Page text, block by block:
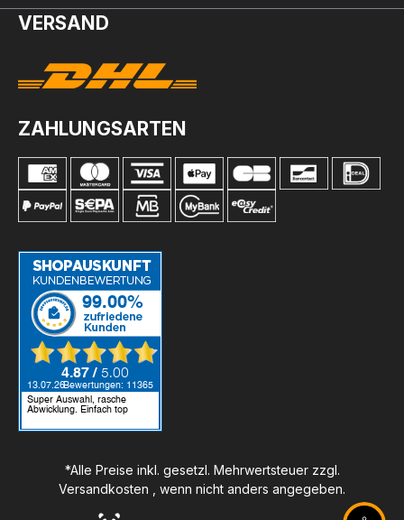
VERSAND
ZAHLUNGSARTEN
*Alle Preise inkl. gesetzl. Mehrwertsteuer zzgl.
Versandkosten , wenn nicht anders angegeben.